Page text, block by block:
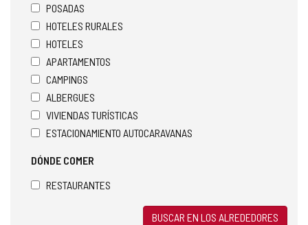
POSADAS
HOTELES RURALES
HOTELES
APARTAMENTOS
CAMPINGS
ALBERGUES
VIVIENDAS TURÍSTICAS
ESTACIONAMIENTO AUTOCARAVANAS
DÓNDE COMER
RESTAURANTES
BUSCAR EN LOS ALREDEDORES